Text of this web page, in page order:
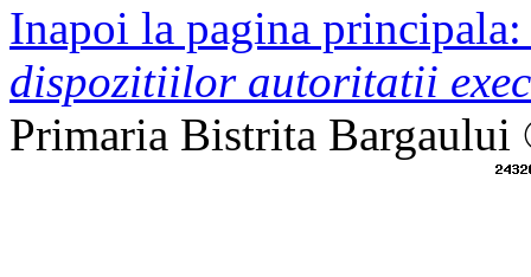
Inapoi la pagina
dispozitiilor autoritatii
Primaria Bistrita Bargaului